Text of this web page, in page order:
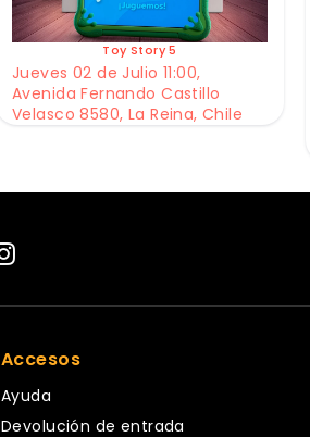
Toy Story 5
Jueves 02 de Julio 11:00,
Avenida Fernando Castillo
Velasco 8580, La Reina, Chile
Accesos
Ayuda
Devolución de entrada